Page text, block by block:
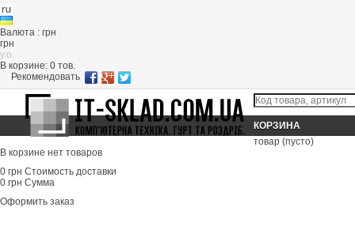
Валюта : грн
грн
y.o.
В корзине: 0 тов.
Рекомендовать
КОРЗИНА
товар (пусто)
В корзине нет товаров
0 грн Стоимость доставки
0 грн Сумма
Оформить заказ